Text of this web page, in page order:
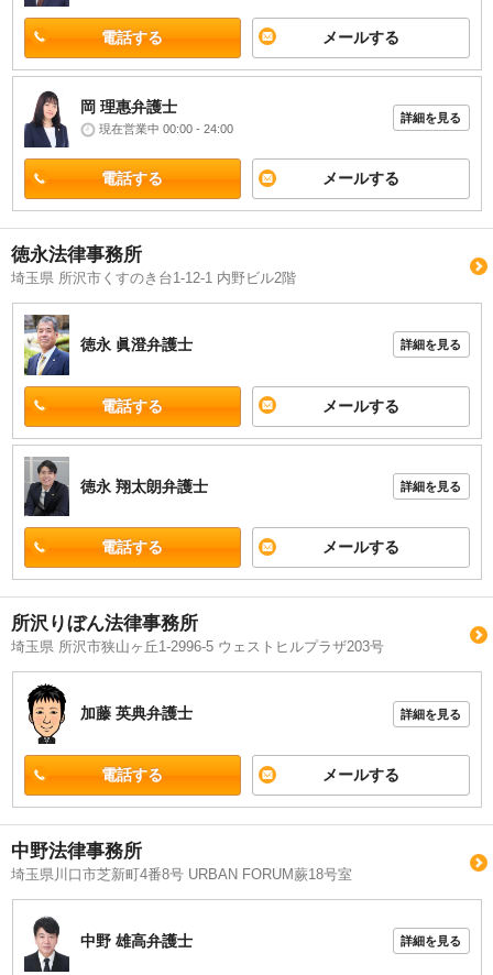
電話する メールする
岡 理惠弁護士
現在営業中 00:00 - 24:00
詳細を見る
電話する メールする
徳永法律事務所
埼玉県 所沢市くすのき台1-12-1 内野ビル2階
徳永 眞澄弁護士 詳細を見る
電話する メールする
徳永 翔太朗弁護士 詳細を見る
電話する メールする
所沢りぼん法律事務所
埼玉県 所沢市狭山ヶ丘1-2996-5 ウェストヒルプラザ203号
加藤 英典弁護士 詳細を見る
電話する メールする
中野法律事務所
埼玉県川口市芝新町4番8号 URBAN FORUM蕨18号室
中野 雄高弁護士 詳細を見る